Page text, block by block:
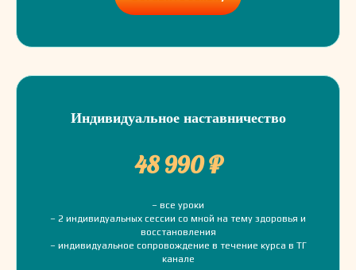
Индивидуальное наставничество
48 990 ₽
– все уроки
– 2 индивидуальных сессии со мной на тему здоровья и
восстановления
– индивидуальное сопровождение в течение курса в ТГ
канале